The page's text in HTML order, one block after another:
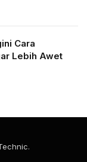
Cara
Lebih Awet
.